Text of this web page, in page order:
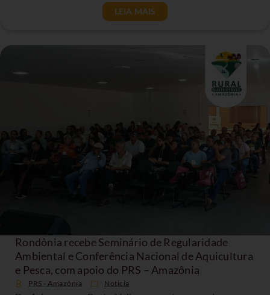
LEIA MAIS
Rondônia recebe Seminário de Regularidade
Ambiental e Conferência Nacional de Aquicultura
e Pesca, com apoio do PRS – Amazônia
PRS - Amazônia Noticia